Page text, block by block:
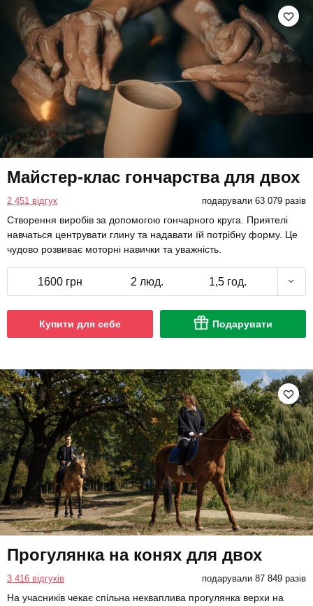
Майстер-клас гончарства для двох
2 451 відгук подарували 63 079 разів
Створення виробів за допомогою гончарного круга. Приятелі
навчаться центрувати глину та надавати їй потрібну форму. Це
чудово розвиває моторні навички та уважність.
1600 грн 2 люд. 1,5 год.
Купити для себе Подарувати
Прогулянка на конях для двох
3 416 відгуків подарували 87 849 разів
На учасників чекає спільна некваплива прогулянка верхи на